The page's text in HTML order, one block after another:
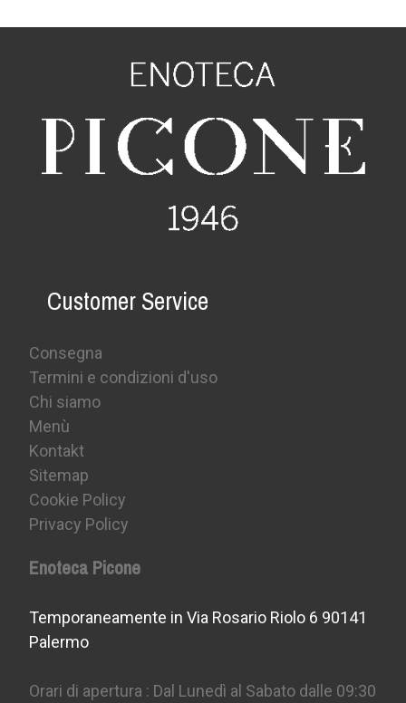
Customer Service
Consegna
Termini e condizioni d'uso
Chi siamo
Menù
Kontakt
Sitemap
Cookie Policy
Privacy Policy
Enoteca Picone
Temporaneamente in Via Rosario Riolo 6 90141
Palermo
Orari di apertura : Dal Lunedì al Sabato dalle 09:30